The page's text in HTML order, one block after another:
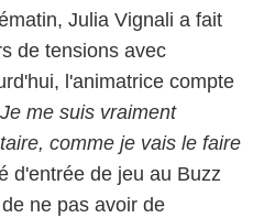
Julia Vignali a fait
de tensions avec
l'animatrice compte
Je me suis vraiment
comme je vais le faire
d'entrée de jeu au Buzz
ne pas avoir de